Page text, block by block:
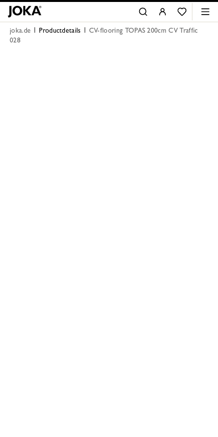
joka.de Productdetails
CV-flooring TOPAS 200cm CV Traffic
028